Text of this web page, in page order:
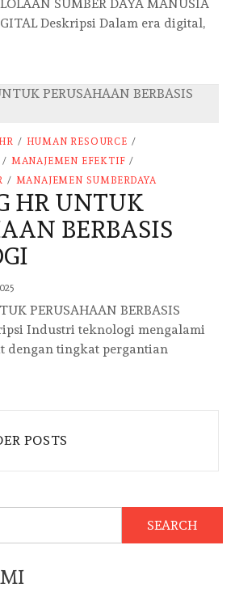
SUMBER DAYA MANUSIA
Deskripsi Dalam era digital,
HR / HUMAN RESOURCE /
/ MANAJEMEN EFEKTIF /
/ MANAJEMEN SUMBERDAYA
HR UNTUK
BERBASIS
PERUSAHAAN BERBASIS
Industri teknologi mengalami
dengan tingkat pergantian
POSTS